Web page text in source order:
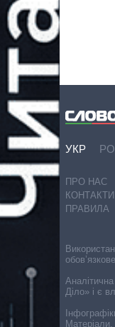
УКР
ПРО НАС
КОНТАКТИ
ПРАВИЛА
Діло» і є